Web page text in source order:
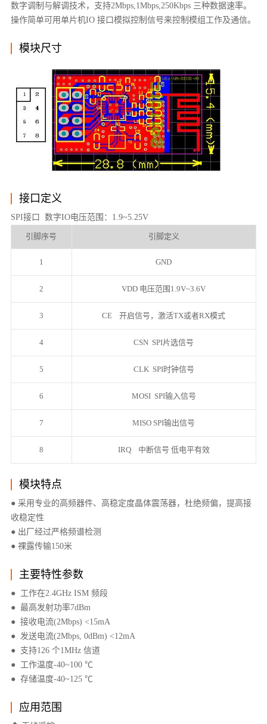
数字调制与解调技术，支持2Mbps,1Mbps,250Kbps 三种数据速率。
操作简单可用单片机IO 接口模拟控制信号来控制模组工作及通信。
模块尺寸
接口定义
SPI接口 数字IO电压范围：1.9~5.25V
引脚序号 引脚定义
1 GND
2 VDD 电压范围1.9V~3.6V
3 CE 开启信号，激活TX或者RX模式
4 CSN SPI片选信号
5 CLK SPI时钟信号
6 MOSI SPI输入信号
7 MISO SPI输出信号
8 IRQ 中断信号 低电平有效
模块特点
● 采用专业的高频器件、高稳定度晶体震荡器，杜绝频偏，提高接
收稳定性
● 出厂经过严格频谱检测
● 祼露传输150米
主要特性参数
● 工作在2.4GHz ISM 频段
● 最高发射功率7dBm
● 接收电流(2Mbps) <15mA
● 发送电流(2Mbps, 0dBm) <12mA
● 支持126 个1MHz 信道
● 工作温度-40~100 ℃
● 存储温度-40~125 ℃
应用范围